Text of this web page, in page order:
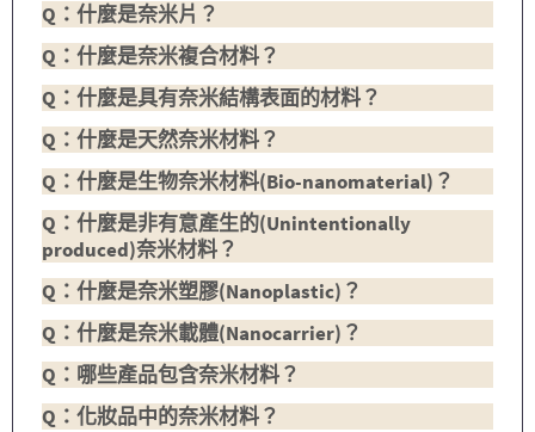
Q：什麼是奈米片？
Q：什麼是奈米複合材料？
Q：什麼是具有奈米結構表面的材料？
Q：什麼是天然奈米材料？
Q：什麼是生物奈米材料(Bio-nanomaterial)？
Q：什麼是非有意產生的(Unintentionally
produced)奈米材料？
Q：什麼是奈米塑膠(Nanoplastic)？
Q：什麼是奈米載體(Nanocarrier)？
Q：哪些產品包含奈米材料？
Q：化妝品中的奈米材料？